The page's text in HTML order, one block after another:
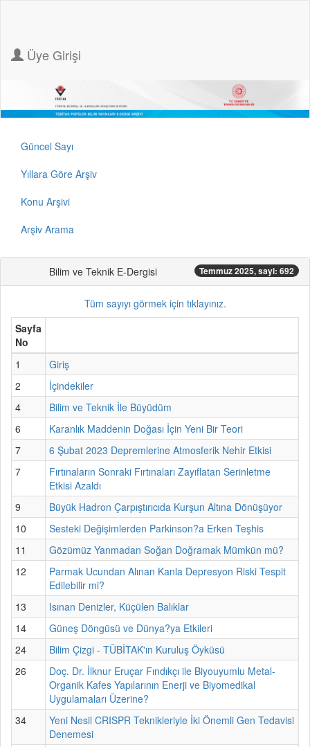
Üye Girişi
Güncel Sayı
Yıllara Göre Arşiv
Konu Arşivi
Arşiv Arama
Bilim ve Teknik E-Dergisi Temmuz 2025, sayi: 692
Tüm sayıyı görmek için tıklayınız.
Sayfa
No
1
Giriş
2
İçindekiler
4
Bilim ve Teknik İle Büyüdüm
6
Karanlık Maddenin Doğası İçin Yeni Bir Teori
7
6 Şubat 2023 Depremlerine Atmosferik Nehir Etkisi
7
Fırtınaların Sonraki Fırtınaları Zayıflatan Serinletme
Etkisi Azaldı
9
Büyük Hadron Çarpıştırıcıda Kurşun Altına Dönüşüyor
10
Sesteki Değişimlerden Parkinson?a Erken Teşhis
11
Gözümüz Yanmadan Soğan Doğramak Mümkün mü?
12
Parmak Ucundan Alınan Kanla Depresyon Riski Tespit
Edilebilir mi?
13
Isınan Denizler, Küçülen Balıklar
14
Güneş Döngüsü ve Dünya?ya Etkileri
24
Bilim Çizgi - TÜBİTAK'ın Kuruluş Öyküsü
26
Doç. Dr. İlknur Eruçar Fındıkçı ile Biyouyumlu Metal-
Organik Kafes Yapılarının Enerji ve Biyomedikal
Uygulamaları Üzerine?
34
Yeni Nesil CRISPR Teknikleriyle İki Önemli Gen Tedavisi
Denemesi